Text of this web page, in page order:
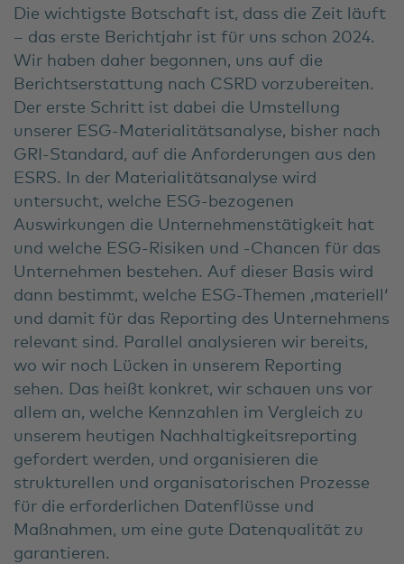
Die wichtigste Botschaft ist, dass die Zeit läuft
– das erste Berichtjahr ist für uns schon 2024.
Wir haben daher begonnen, uns auf die
Berichtserstattung nach CSRD vorzubereiten.
Der erste Schritt ist dabei die Umstellung
unserer ESG-Materialitätsanalyse, bisher nach
GRI-Standard, auf die Anforderungen aus den
ESRS. In der Materialitätsanalyse wird
untersucht, welche ESG-bezogenen
Auswirkungen die Unternehmenstätigkeit hat
und welche ESG-Risiken und -Chancen für das
Unternehmen bestehen. Auf dieser Basis wird
dann bestimmt, welche ESG-Themen ‚materiell‘
und damit für das Reporting des Unternehmens
relevant sind. Parallel analysieren wir bereits,
wo wir noch Lücken in unserem Reporting
sehen. Das heißt konkret, wir schauen uns vor
allem an, welche Kennzahlen im Vergleich zu
unserem heutigen Nachhaltigkeitsreporting
gefordert werden, und organisieren die
strukturellen und organisatorischen Prozesse
für die erforderlichen Datenflüsse und
Maßnahmen, um eine gute Datenqualität zu
garantieren.